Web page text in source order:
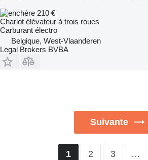
210 €
Chariot élévateur à trois roues
Carburant électro
Belgique, West-Vlaanderen
Legal Brokers BVBA
Suivante
1 2 3 …